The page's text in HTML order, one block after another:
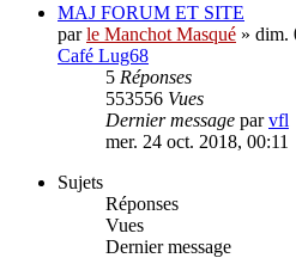
MAJ FORUM ET SITE
parle Manchot Masqué » dim.
Café Lug68
5 Réponses
553556 Vues
Dernier message parvfl
mer. 24 oct. 2018, 00:11
Sujets
Réponses
Vues
Dernier message